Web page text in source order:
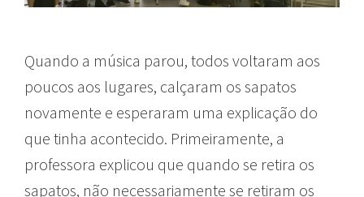
Quando a música parou, todos voltaram aos
poucos aos lugares, calçaram os sapatos
novamente e esperaram uma explicação do
que tinha acontecido. Primeiramente, a
professora explicou que quando se retira os
sapatos, não necessariamente se retiram os